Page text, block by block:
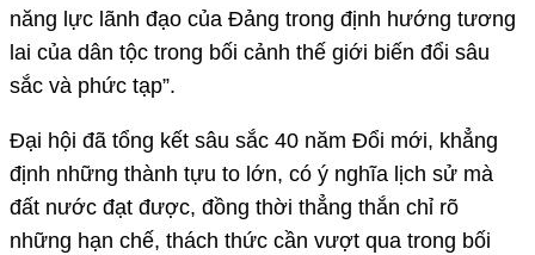
năng lực lãnh đạo của Đảng trong định hướng tương
lai của dân tộc trong bối cảnh thế giới biến đổi sâu
sắc và phức tạp”.
Đại hội đã tổng kết sâu sắc 40 năm Đổi mới, khẳng
định những thành tựu to lớn, có ý nghĩa lịch sử mà
đất nước đạt được, đồng thời thẳng thắn chỉ rõ
những hạn chế, thách thức cần vượt qua trong bối